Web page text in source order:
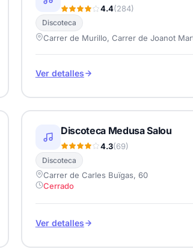
4.4(284)
Discoteca
Carrer de Murillo, Carrer de Joanot
Ver detalles
Discoteca Medusa Salou
4.3(69)
Discoteca
Carrer de Carles Buïgas, 60
Cerrado
Ver detalles